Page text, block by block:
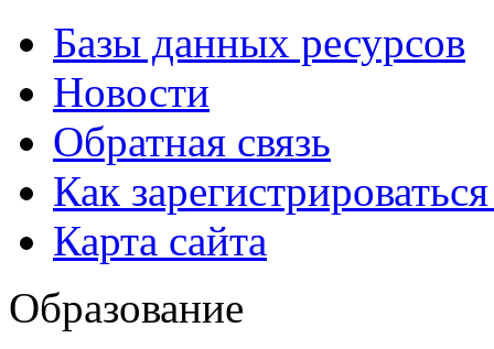
Базы данных ресурсов
Новости
Обратная связь
Как
Карта сайта
Образование